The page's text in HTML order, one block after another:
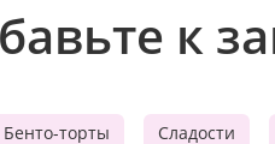
к
Бенто-торты Сладости